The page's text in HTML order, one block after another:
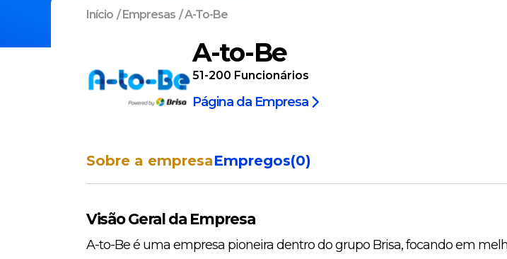
Início /Empresas /A-To-Be
A-to-Be
51-200 Funcionários
Página da Empresa
Sobre a empresaEmpregos(0)
Visão Geral da Empresa
A-to-Be é uma empresa pioneira dentro do grupo Brisa, focando em